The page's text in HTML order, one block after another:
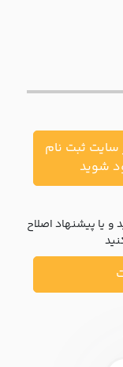
سایت ثبت نام
شوید
یا پیشنهاد اصلاح